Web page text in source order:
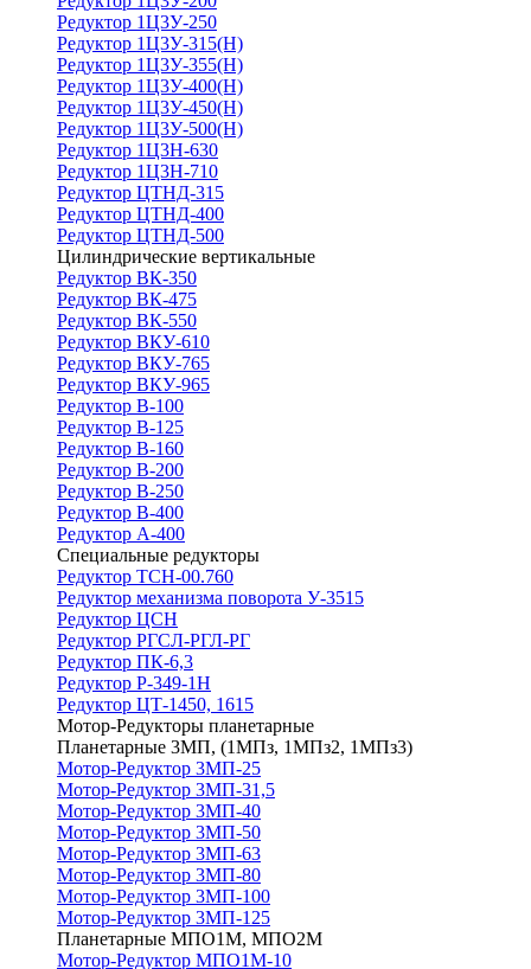
Редуктор 1Ц3У-250
Редуктор 1Ц3У-315(Н)
Редуктор 1Ц3У-355(Н)
Редуктор 1Ц3У-400(Н)
Редуктор 1Ц3У-450(Н)
Редуктор 1Ц3У-500(Н)
Редуктор 1Ц3Н-630
Редуктор 1Ц3Н-710
Редуктор ЦТНД-315
Редуктор ЦТНД-400
Редуктор ЦТНД-500
Цилиндрические вертикальные
Редуктор ВК-350
Редуктор ВК-475
Редуктор ВК-550
Редуктор ВКУ-610
Редуктор ВКУ-765
Редуктор ВКУ-965
Редуктор В-100
Редуктор В-125
Редуктор В-160
Редуктор В-200
Редуктор В-250
Редуктор В-400
Редуктор А-400
Специальные редукторы
Редуктор ТСН-00.760
Редуктор механизма поворота У-3515
Редуктор ЦСН
Редуктор РГСЛ-РГЛ-РГ
Редуктор ПК-6,3
Редуктор Р-349-1Н
Редуктор ЦТ-1450, 1615
Мотор-Редукторы планетарные
Планетарные 3МП, (1МПз, 1МПз2, 1МПз3)
Мотор-Редуктор 3МП-25
Мотор-Редуктор 3МП-31,5
Мотор-Редуктор 3МП-40
Мотор-Редуктор 3МП-50
Мотор-Редуктор 3МП-63
Мотор-Редуктор 3МП-80
Мотор-Редуктор 3МП-100
Мотор-Редуктор 3МП-125
Планетарные МПО1М, МПО2М
Мотор-Редуктор МПО1М-10